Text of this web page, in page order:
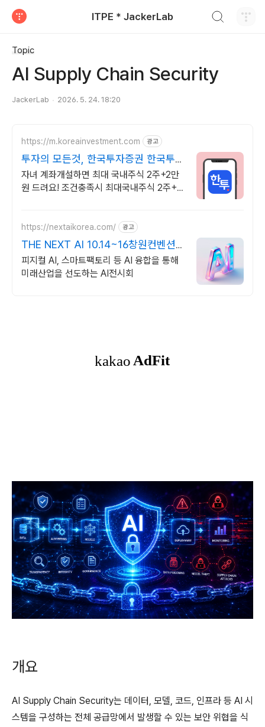
ITPE * JackerLab
Topic
AI Supply Chain Security
JackerLab 2026. 5. 24. 18:20
https://m.koreainvestment.com 광고
투자의 모든것, 한국투자증권 한국투자
증권이 처음이라면?
자녀 계좌개설하면 최대 국내주식 2주+2만
원 드려요! 조건충족시 최대국내주식 2주+2
https://nextaikorea.com/ 광고
THE NEXT AI 10.14~16창원컨벤션
센터
피지컬 AI, 스마트팩토리 등 AI 융합을 통해
미래산업을 선도하는 AI전시회
개요
AI Supply Chain Security는 데이터, 모델, 코드, 인프라 등 AI 시
스템을 구성하는 전체 공급망에서 발생할 수 있는 보안 위협을 식